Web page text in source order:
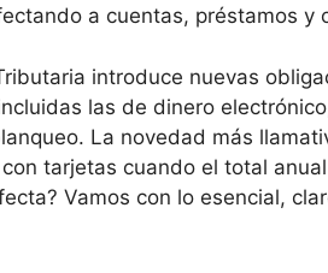
a cuentas, préstamos y
introduce nuevas
las de dinero
La novedad más
tarjetas cuando el total
Vamos con lo esencial,